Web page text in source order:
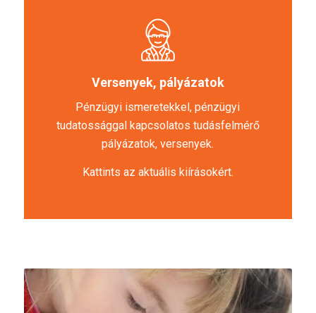
Versenyek, pályázatok
Pénzügyi ismeretekkel, pénzügyi
tudatossággal kapcsolatos tudásfelmérő
pályázatok, versenyek.
Kattints az aktuális kiírásokért.